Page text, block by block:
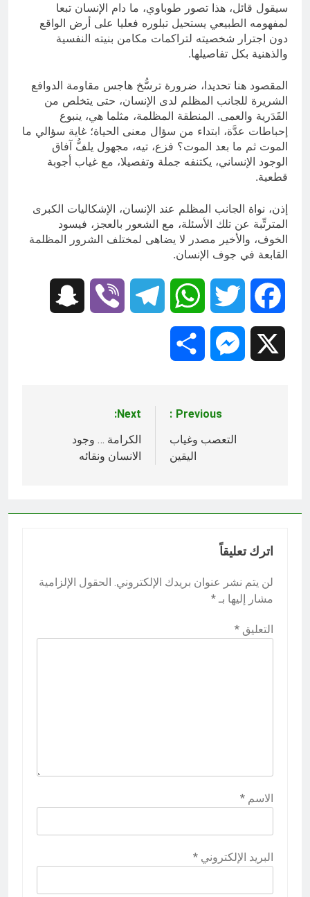
سيقول قائل، هذا تصور طوباوي، ما دام الإنسان تبعا
لمفهومه الطبيعي يستحيل تبلوره فعليا على أرض الواقع
دون اجترار شخصيته لتراكمات مكامن بنيته النفسية
والذهنية بكل تفاصيلها.
المقصود هنا تحديدا، ضرورة ترسُّخ هاجس مقاومة الدوافع
الشريرة للجانب المظلم لدى الإنسان، حتى يتخلص من
القَدَرية والعمى. المنطقة المظلمة، مثلما هي، ينبوع
إحباطات عدَّة، ابتداء من سؤال معنى الحياة؛ غاية سؤالي ما
الموت ثم ما بعد الموت؟ فزع، تيه، مجهول يلفُّ آفاق
الوجود الإنساني، يكتنفه جملة وتفصيلا، مع غياب أجوبة
قطعية.
إذن، نواة الجانب المظلم عند الإنسان، الإشكاليات الكبرى
المترتِّبة عن تلك الأسئلة، مع الشعور بالعجز، فيسود
الخوف، والأخير مصدر لا يضاهى لمختلف الشرور المظلمة
القابعة في جوف الإنسان.
Facebook
Twitter
WhatsApp
Telegram
Viber
Messenger
المقالات
Previous:
التعصب وغياب
اليقين
Next:
الكرامة … وجود
الانسان ونقائه
اترك تعليقاً
لن يتم نشر عنوان بريدك الإلكتروني. الحقول الإلزامية
مشار إليها بـ *
التعليق *
الاسم *
البريد الإلكتروني *